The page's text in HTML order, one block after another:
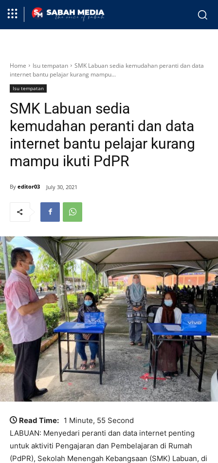
Home Isu tempatan
SMK Labuan sedia kemudahan peranti dan data
internet bantu pelajar kurang mampu...
Isu tempatan
SMK Labuan sedia
kemudahan peranti dan data
internet bantu pelajar kurang
mampu ikuti PdPR
By editor03 July 30, 2021
Read Time: 1 Minute, 55 Second
LABUAN: Menyedari peranti dan data internet penting
untuk aktiviti Pengajaran dan Pembelajaran di Rumah
(PdPR), Sekolah Menengah Kebangsaan (SMK) Labuan, di